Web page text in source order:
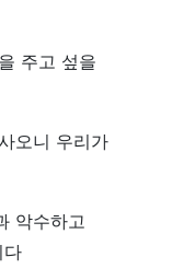
주고 섶을
오니 우리가
악수하고
다